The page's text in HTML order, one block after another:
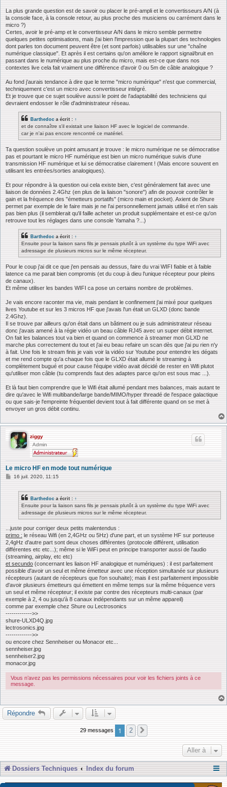
La plus grande question est de savoir ou placer le pré-ampli et le convertisseurs A/N (à
la console face, à la console retour, au plus proche des musiciens ou carrément dans le
micro ?)
Certes, avoir le pré-amp et le convertisseur A/N dans le micro semble permettre
quelques petites optimisations, mais j'ai bien l'impression que la plupart des technologies
dont parles ton document peuvent être (et sont parfois) utilisables sur une "chaîne
numérique classique". Et après il est certains qu'on améliore le rapport signal/bruit en
passant dans le numérique au plus proche du micro, mais est-ce que dans nos
contextes live cela fait vraiment une différence d'avoir 0 ou 5m de câble analogique ?
Au fond j'aurais tendance à dire que le terme "micro numérique" n'est que commercial,
techniquement c'est un micro avec convertisseur intégré.
Et je trouve que ce sujet soulève aussi le point de l'adaptabilité des techniciens qui
devraient endosser le rôle d'administrateur réseau.
Barthedoc a écrit : ↑
et de connaître s'il existait une liaison HF avec le logiciel de commande.
car je n'ai pas encore rencontré ce matériel.
Ta question soulève un point amusant je trouve : le micro numérique ne se démocratise
pas et pourtant le micro HF numérique est bien un micro numérique suivis d'une
transmission HF numérique et lui se démocratise clairement ! (Mais encore souvent en
utilisant les entrées/sorties analogiques).
Et pour répondre à la question oui cela existe bien, c'est généralement fait avec une
liaison de données 2.4Ghz (en plus de la liaison "sonore") afin de pouvoir contrôler le
gain et la fréquence des "émetteurs portatifs" (micro main et pocket). Axient de Shure
permet par exemple de le faire mais je ne l'ai personnellement jamais utilisé et n'en sais
pas bien plus (il semblerait qu'il faille acheter un produit supplémentaire et est-ce qu'on
retrouve tout les réglages dans une console Yamaha ?...)
Barthedoc a écrit : ↑
Ensuite pour la liaison sans fils je pensais plutôt à un système du type WiFi avec
adressage de plusieurs micros sur le même récepteur.
Pour le coup j'ai dit ce que j'en pensais au dessus, faire du vrai WIFI fiable et à faible
latence ca me parait bien compromis (et du coup à dieu l'unique récepteur pour pleins
de canaux).
Et même utiliser les bandes WIFI ca pose un certains nombre de problèmes.
Je vais encore raconter ma vie, mais pendant le confinement j'ai mixé pour quelques
lives Youtube et sur les 3 micros HF que j'avais l'un était un GLXD (donc bande
2.4Ghz).
Il se trouve par ailleurs qu'on était dans un bâtiment ou je suis administrateur réseau
donc j'avais amené à la régie vidéo un beau câble RJ45 avec un super débit internet.
On fait les balances tout va bien et quand on commence à streamer mon GLXD ne
marche plus correctement du tout et j'ai eu beau refaire un scan dès que j'ai pu rien n'y
à fait. Une fois le stream finis je vais voir la vidéo sur Youtube pour entendre les dégats
et me rend compte qu'a chaque fois que le GLXD était allumé le streaming à
complètement bugué et pour cause l'équipe vidéo avait décidé de rester en Wifi plutot
qu'utiliser mon câble (tu comprends faut des adaptes parce qu'on est sous mac ...).
Et là faut bien comprendre que le Wifi était allumé pendant mes balances, mais autant te
dire qu'avec le Wifi multibande/large bande/MIMO/hyper threadé de l'espace galactique
ou que sais-je l'empreinte fréquentiel devient tout à fait différente quand on se met à
envoyer un gros débit continu.
ziggy
Admin
Le micro HF en mode tout numérique
M
16 juil. 2020, 11:15
Barthedoc a écrit : ↑
Ensuite pour la liaison sans fils je pensais plutôt à un système du type WiFi avec
adressage de plusieurs micros sur le même récepteur.
...juste pour corriger deux petits malentendus :
primo : le réseau Wifi (en 2,4GHz ou 5Hz) d'une part, et un système HF sur porteuse
2,4gHz d'autre part sont deux choses différentes (protocole différent, utilisation
différentes etc etc...); même si le WiFi peut en principe transporter aussi de l'audio
(streaming, airplay, etc etc)
et secundo (concernant les liaison HF analogique et numériques) : il est parfaitement
possible d'avoir un seul et même émetteur avec une réception simultanée sur plusieurs
récepteurs (autant de récepteurs que l'on souhaite); mais il est parfaitement impossible
d'avoir plusieurs émetteurs qui émettent en même temps sur la même fréquence vers
un seul et même récepteur; il existe par contre des récepteurs multi-canaux (par
exemple à 2, 4 ou jusqu'à 8 canaux indépendants sur un même appareil)
comme par exemple chez Shure ou Lectrosonics
------------->>
shure-ULXD4Q.jpg
lectrosonics.jpg
------------->>
ou encore chez Sennheiser ou Monacor etc...
sennheiser.jpg
sennheiser2.jpg
monacor.jpg
Vous n’avez pas les permissions nécessaires pour voir les fichiers joints à ce
message.
Répondre
29 messages 1 2
Aller à
Dossiers Techniques Index du forum